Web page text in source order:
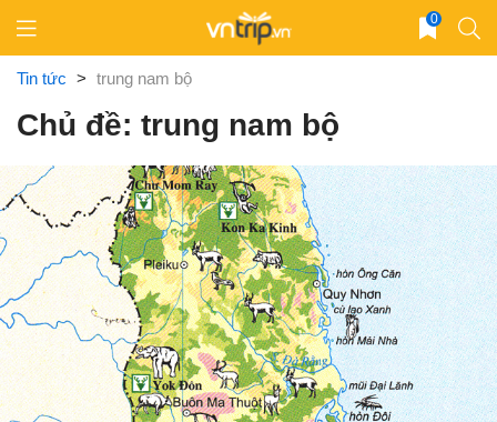
content
0
Tin tức > trung nam bộ
Chủ đề: trung nam bộ